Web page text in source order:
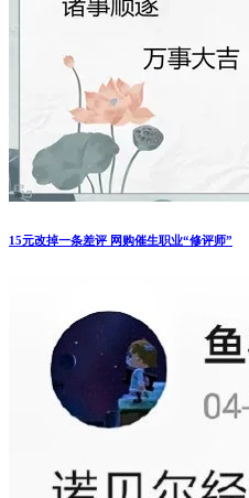
15元改掉一条差评 网购催生职业“修评师”